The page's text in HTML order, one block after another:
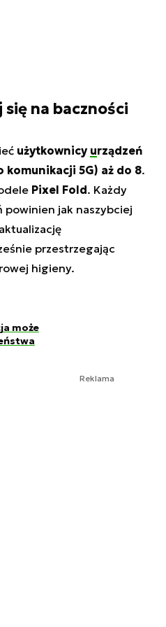
na baczności
użytkownicy urządzeń
komunikacji 5G) aż do 8.
Pixel Fold. Każdy
jak naszybciej
przestrzegając
higieny.
może
Reklama